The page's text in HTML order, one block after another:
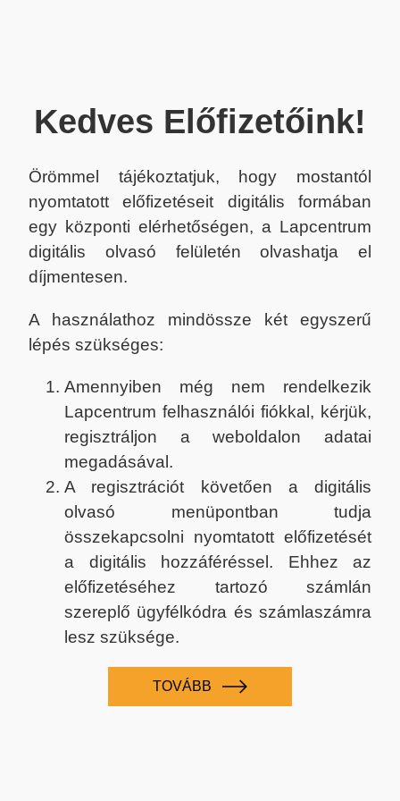
Kedves Előfizetőink!
Örömmel tájékoztatjuk, hogy mostantól
nyomtatott előfizetéseit digitális formában
egy központi elérhetőségen, a Lapcentrum
digitális olvasó felületén olvashatja el
díjmentesen.
A használathoz mindössze két egyszerű
lépés szükséges:
Amennyiben még nem rendelkezik
Lapcentrum felhasználói fiókkal, kérjük,
regisztráljon a weboldalon adatai
megadásával.
A regisztrációt követően a digitális
olvasó menüpontban tudja
összekapcsolni nyomtatott előfizetését
a digitális hozzáféréssel. Ehhez az
előfizetéséhez tartozó számlán
szereplő ügyfélkódra és számlaszámra
lesz szüksége.
TOVÁBB